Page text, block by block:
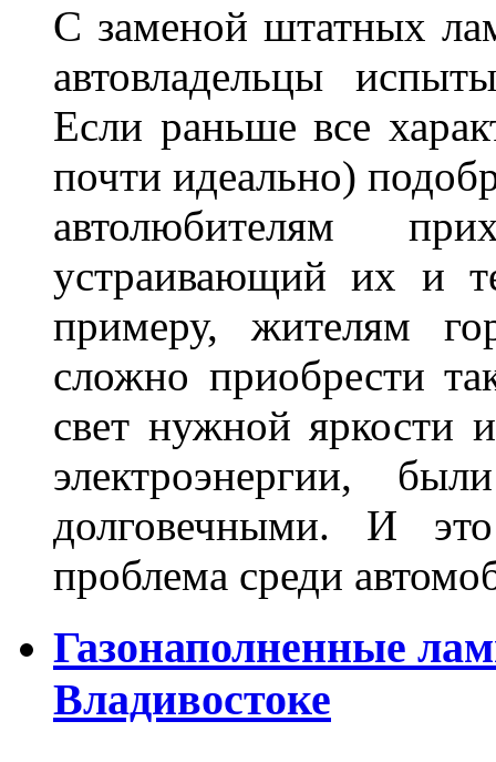
С заменой штатных
автовладельцы
Если раньше все
почти идеально)
автолюбителям
устраивающий их и
примеру, жителям
сложно приобрести
свет нужной яркости
электроэнергии,
долговечными. И
проблема среди
Газонаполненные
Владивостоке